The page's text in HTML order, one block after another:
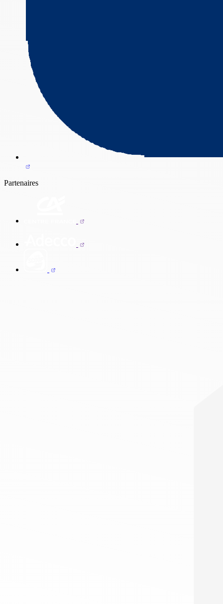
Partenaires